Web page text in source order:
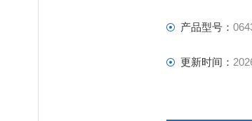
产品型号：
更新时间：